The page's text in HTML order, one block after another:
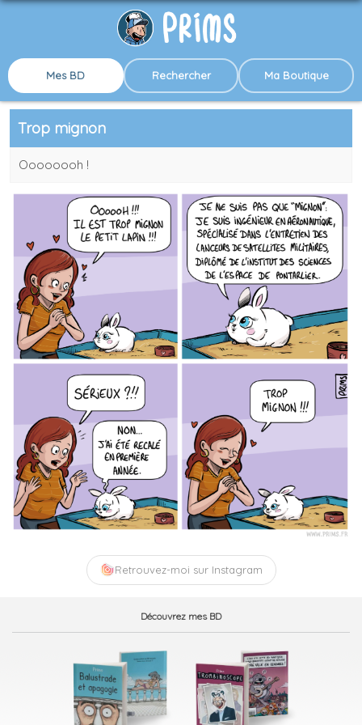
Mes BD Rechercher Ma Boutique
Trop mignon
Oooooooh !
Retrouvez-moi sur Instagram
Découvrez mes BD